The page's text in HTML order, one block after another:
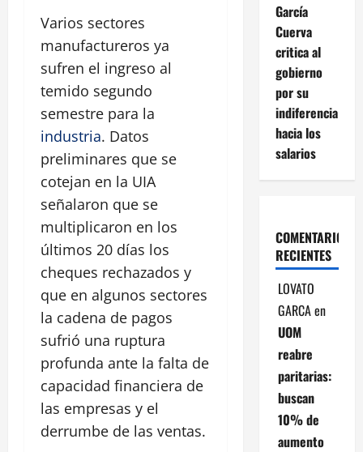
Varios sectores
manufactureros ya
sufren el ingreso al
temido segundo
semestre para la
industria. Datos
preliminares que se
cotejan en la UIA
señalaron que se
multiplicaron en los
últimos 20 días los
cheques rechazados y
que en algunos sectores
la cadena de pagos
sufrió una ruptura
profunda ante la falta de
capacidad financiera de
las empresas y el
derrumbe de las ventas.
García
Cuerva
critica al
gobierno
por su
indiferencia
hacia los
salarios
COMENTARIOS
RECIENTES
LOVATO
GARCAen
UOM
reabre
paritarias:
buscan
10% de
aumento